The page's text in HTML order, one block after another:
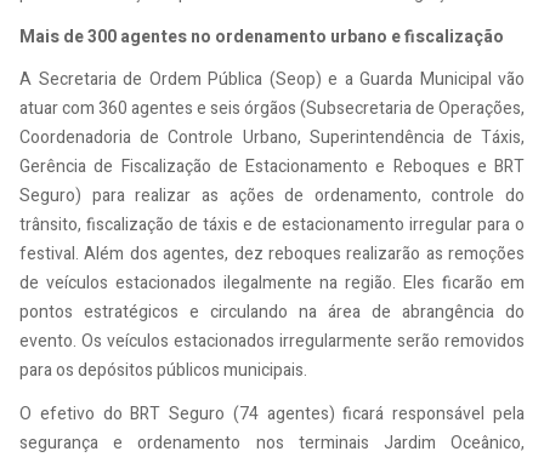
Mais de 300 agentes no ordenamento urbano e fiscalização
A Secretaria de Ordem Pública (Seop) e a Guarda Municipal vão
atuar com 360 agentes e seis órgãos (Subsecretaria de Operações,
Coordenadoria de Controle Urbano, Superintendência de Táxis,
Gerência de Fiscalização de Estacionamento e Reboques e BRT
Seguro) para realizar as ações de ordenamento, controle do
trânsito, fiscalização de táxis e de estacionamento irregular para o
festival. Além dos agentes, dez reboques realizarão as remoções
de veículos estacionados ilegalmente na região. Eles ficarão em
pontos estratégicos e circulando na área de abrangência do
evento. Os veículos estacionados irregularmente serão removidos
para os depósitos públicos municipais.
O efetivo do BRT Seguro (74 agentes) ficará responsável pela
segurança e ordenamento nos terminais Jardim Oceânico,